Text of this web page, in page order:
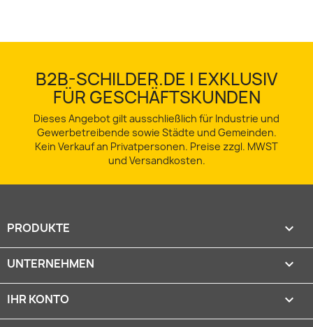
B2B-SCHILDER.DE | EXKLUSIV
FÜR GESCHÄFTSKUNDEN
Dieses Angebot gilt ausschließlich für Industrie und
Gewerbetreibende sowie Städte und Gemeinden.
Kein Verkauf an Privatpersonen. Preise zzgl. MWST
und Versandkosten.
PRODUKTE 
UNTERNEHMEN 
IHR KONTO 